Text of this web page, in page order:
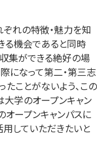
れの特徴・魅力を知
る機会であると同時
集ができる絶好の場
になって第二・第三志
たことがないよう、この
大学のオープンキャン
オープンキャンパスに
していただきたいと